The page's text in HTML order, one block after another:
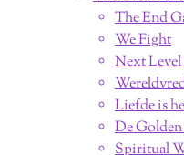
The End
We Fight
Next
Liefde is
De
Spiritual